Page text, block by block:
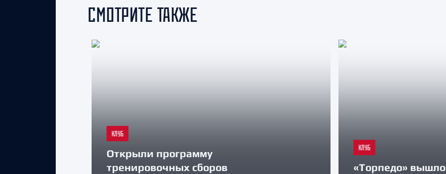
СМОТРИТЕ ТАКЖЕ
КЛУБ
Открыли программу
тренировочных сборов
КЛУБ
«Торпедо» вышло